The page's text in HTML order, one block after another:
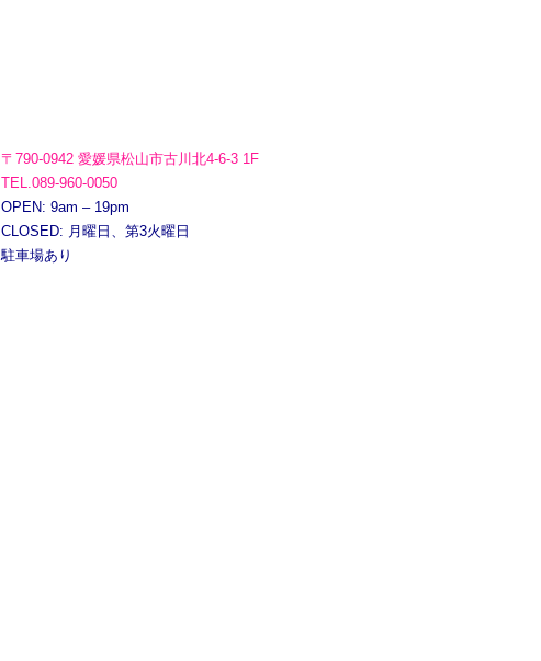
〒790-0942 愛媛県松山市古川北4-6-3 1F
TEL.089-960-0050
OPEN: 9am – 19pm
CLOSED: 月曜日、第3火曜日
駐車場あり